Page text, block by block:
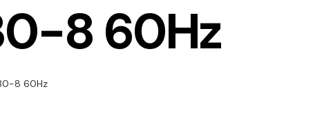
8 60Hz
8 60Hz